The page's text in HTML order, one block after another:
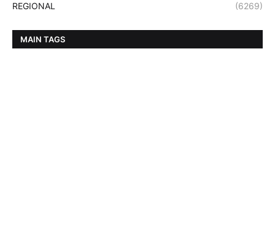
REGIONAL (6269)
MAIN TAGS